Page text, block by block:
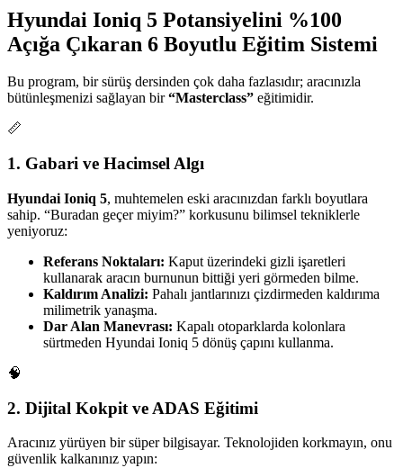
Hyundai Ioniq 5 Potansiyelini %100
Açığa Çıkaran 6 Boyutlu Eğitim Sistemi
Bu program, bir sürüş dersinden çok daha fazlasıdır; aracınızla
bütünleşmenizi sağlayan bir“Masterclass” eğitimidir.
📏
1. Gabari ve Hacimsel Algı
Hyundai Ioniq 5, muhtemelen eski aracınızdan farklı boyutlara
sahip. “Buradan geçer miyim?” korkusunu bilimsel tekniklerle
yeniyoruz:
Referans Noktaları: Kaput üzerindeki gizli işaretleri
kullanarak aracın burnunun bittiği yeri görmeden bilme.
Kaldırım Analizi: Pahalı jantlarınızı çizdirmeden kaldırıma
milimetrik yanaşma.
Dar Alan Manevrası: Kapalı otoparklarda kolonlara
sürtmeden Hyundai Ioniq 5 dönüş çapını kullanma.
🧠
2. Dijital Kokpit ve ADAS Eğitimi
Aracınız yürüyen bir süper bilgisayar. Teknolojiden korkmayın, onu
güvenlik kalkanınız yapın: